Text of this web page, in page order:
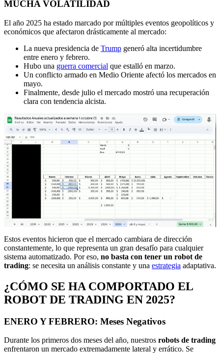
MUCHA VOLATILIDAD
El año 2025 ha estado marcado por múltiples eventos geopolíticos y
económicos que afectaron drásticamente al mercado:
La nueva presidencia de Trump generó alta incertidumbre
entre enero y febrero.
Hubo una guerra comercial que estalló en marzo.
Un conflicto armado en Medio Oriente afectó los mercados en
mayo.
Finalmente, desde julio el mercado mostró una recuperación
clara con tendencia alcista.
Estos eventos hicieron que el mercado cambiara de dirección
constantemente, lo que representa un gran desafío para cualquier
sistema automatizado. Por eso, no basta con tener un robot de
trading: se necesita un análisis constante y una estrategia adaptativa.
¿CÓMO SE HA COMPORTADO EL
ROBOT DE TRADING EN 2025?
ENERO Y FEBRERO: Meses Negativos
Durante los primeros dos meses del año, nuestros robots de trading
enfrentaron un mercado extremadamente lateral y errático. Se